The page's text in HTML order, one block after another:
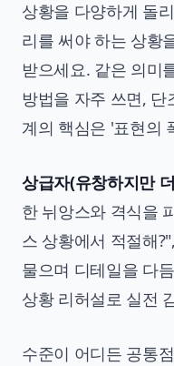
상황을 다양하게 돌
리를 써야 하는 상황
받으세요. 같은 의미
방법을 자주 쓰면,
계의 핵심은 '표현의
상급자(유창하지만
한 뉘앙스와 격식을
스 상황에서 적절해
물으며 디테일을 다
상황 리허설로 실전
수준이 어디든 공통